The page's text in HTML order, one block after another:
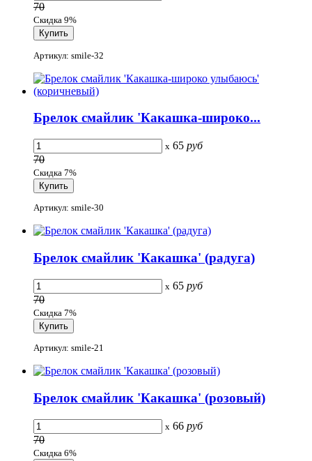
70
Скидка 9%
Артикул: smile-32
Брелок смайлик 'Какашка-широко...
x 65 руб
70
Скидка 7%
Артикул: smile-30
Брелок смайлик 'Какашка' (радуга)
x 65 руб
70
Скидка 7%
Артикул: smile-21
Брелок смайлик 'Какашка' (розовый)
x 66 руб
70
Скидка 6%